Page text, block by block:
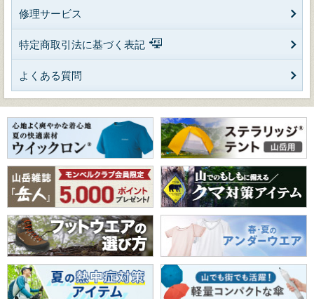
修理サービス
特定商取引法に基づく表記
よくある質問